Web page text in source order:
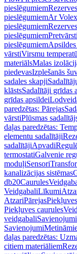
pieslēgumiem
pieslēgumiemAr
pieslēgumiem
pieslēgumiemPretvārsti
pieslēgumiemApsildes
vārstiVirsmu
materiālsMalas
piedevasIzplešanās
sadales skapji
klāstsSadalītāji grīdas
grīdas apsildei
paredzētas: Pārejas
vārstiPlūsmas
daļas paredzētas:
elementu sadalītāji
sadalītājiApvadi
termostatiGalvenie
moduļiSensori
kanalizācijas sistēmas
db20Caurules
VeidgabaliLīkumi
AtzariPārejas
Piekļuves caurules
veidgabaliSavienojumi
Savienojumi
daļas paredzētas:
citiem materiāliem